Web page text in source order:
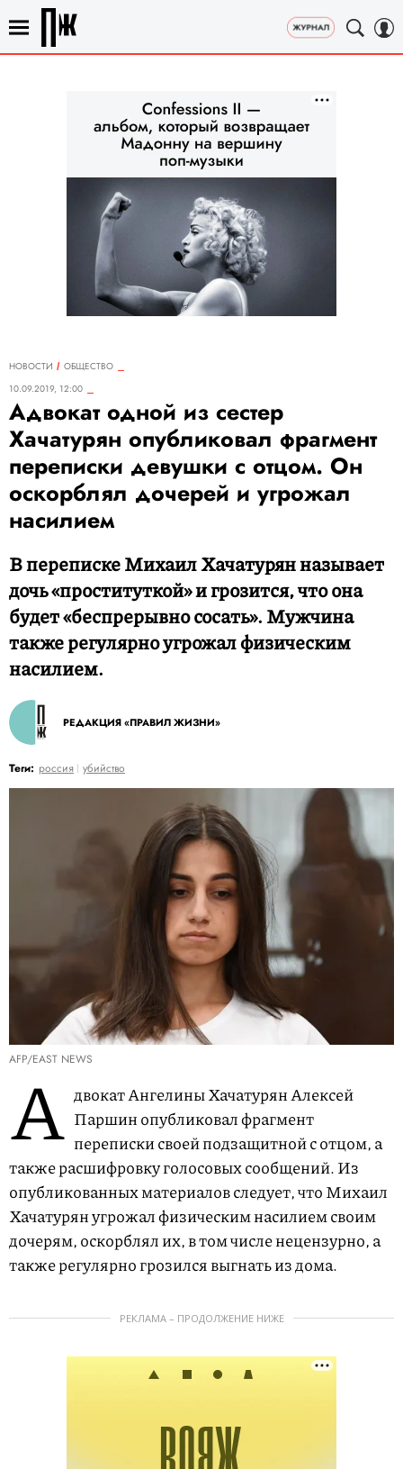
НОВОСТИ
ОБЩЕСТВО
10.09.2019, 12:00
Адвокат одной из сестер
Хачатурян опубликовал фрагмент
переписки девушки с отцом. Он
оскорблял дочерей и угрожал
насилием
В переписке Михаил Хачатурян называет
дочь «проституткой» и грозится, что она
будет «беспрерывно сосать». Мужчина
также регулярно угрожал физическим
насилием.
РЕДАКЦИЯ «ПРАВИЛ ЖИЗНИ»
Теги: россия убийство
AFP/EAST NEWS
А двокат Ангелины Хачатурян Алексей
Паршин опубликовал фрагмент
переписки своей подзащитной с отцом, а
также расшифровку голосовых сообщений. Из
опубликованных материалов следует, что Михаил
Хачатурян угрожал физическим насилием своим
дочерям, оскорблял их, в том числе нецензурно, а
также регулярно грозился выгнать из дома.
РЕКЛАМА – ПРОДОЛЖЕНИЕ НИЖЕ